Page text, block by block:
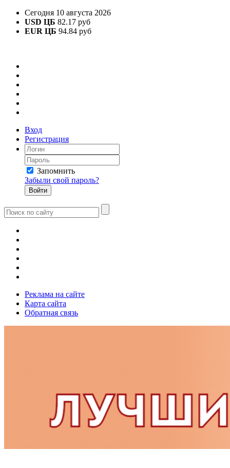
Сегодня 10 августа 2026
USD ЦБ 82.17 руб
EUR ЦБ 94.84 руб
Вход
Регистрация
Запомнить
Забыли свой пароль?
Реклама на сайте
Карта сайта
Обратная связь